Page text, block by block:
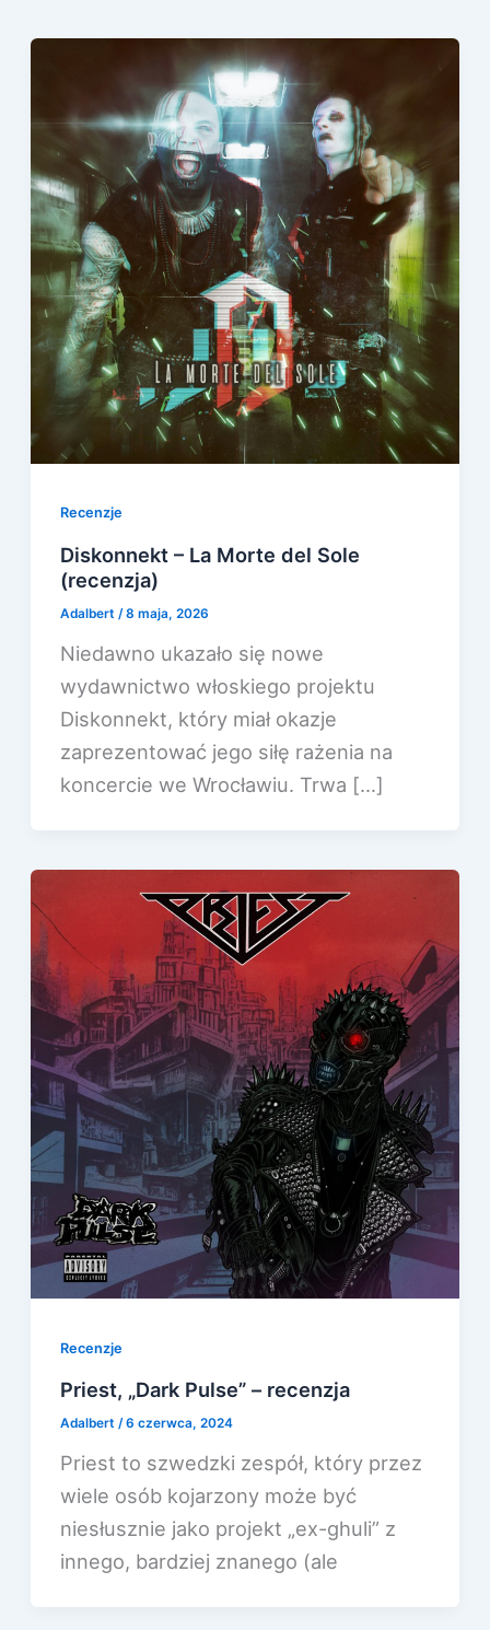
Recenzje
Diskonnekt – La Morte del Sole
(recenzja)
Adalbert /8 maja, 2026
Niedawno ukazało się nowe
wydawnictwo włoskiego projektu
Diskonnekt, który miał okazje
zaprezentować jego siłę rażenia na
koncercie we Wrocławiu. Trwa […]
Recenzje
Priest, „Dark Pulse” – recenzja
Adalbert/6 czerwca, 2024
Priest to szwedzki zespół, który przez
wiele osób kojarzony może być
niesłusznie jako projekt „ex-ghuli” z
innego, bardziej znanego (ale